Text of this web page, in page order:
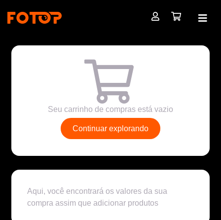
Seu carrinho de compras está vazio
Continuar explorando
Aqui, você encontrará os valores da sua
compra assim que adicionar produtos